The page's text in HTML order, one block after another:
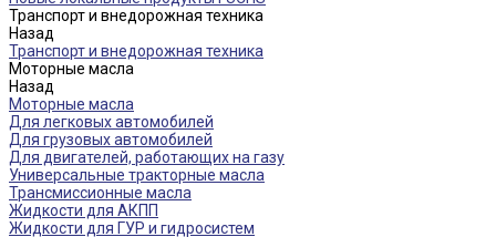
Транспорт и внедорожная техника
Назад
Транспорт и внедорожная техника
Моторные масла
Назад
Моторные масла
Для легковых автомобилей
Для грузовых автомобилей
Для двигателей, работающих на газу
Универсальные тракторные масла
Трансмиссионные масла
Жидкости для АКПП
Жидкости для ГУР и гидросистем